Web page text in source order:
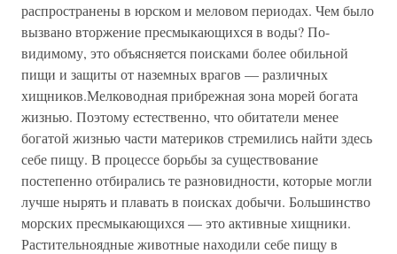
распространены в юрском и меловом периодах. Чем было
вызвано вторжение пресмыкающихся в воды? По-
видимому, это объясняется поисками более обильной
пищи и защиты от наземных врагов — различных
хищников.Мелководная прибрежная зона морей богата
жизнью. Поэтому естественно, что обитатели менее
богатой жизнью части материков стремились найти здесь
себе пищу. В процессе борьбы за существование
постепенно отбирались те разновидности, которые могли
лучше нырять и плавать в поисках добычи. Большинство
морских пресмыкающихся — это активные хищники.
Растительноядные животные находили себе пищу в